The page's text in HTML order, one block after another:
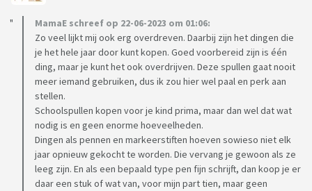
MamaE schreef op 22-06-2023 om 01:06:
Zo veel lijkt mij ook erg overdreven. Daarbij zijn het dingen die
je het hele jaar door kunt kopen. Goed voorbereid zijn is één
ding, maar je kunt het ook overdrijven. Deze spullen gaat nooit
meer iemand gebruiken, dus ik zou hier wel paal en perk aan
stellen.
Schoolspullen kopen voor je kind prima, maar dan wel dat wat
nodig is en geen enorme hoeveelheden.
Dingen als pennen en markeerstiften hoeven sowieso niet elk
jaar opnieuw gekocht te worden. Die vervang je gewoon als ze
leeg zijn. En als een bepaald type pen fijn schrijft, dan koop je er
daar een stuk of wat van, voor mijn part tien, maar geen